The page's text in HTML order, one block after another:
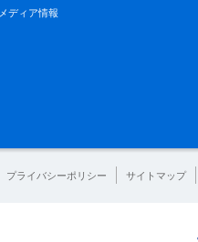
メディア情報
プライバシーポリシー サイトマップ